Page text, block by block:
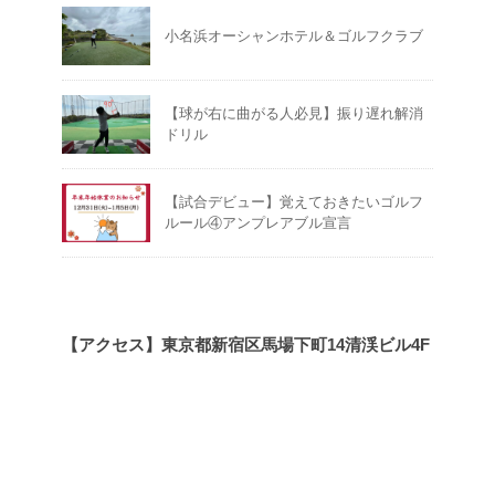
小名浜オーシャンホテル＆ゴルフクラブ
【球が右に曲がる人必見】振り遅れ解消
ドリル
【試合デビュー】覚えておきたいゴルフ
ルール④アンプレアブル宣言
【アクセス】東京都新宿区馬場下町14清渓ビル4F